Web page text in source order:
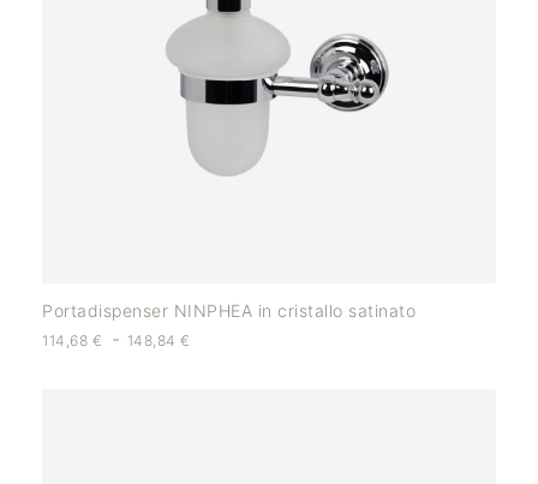
Portadispenser NINPHEA in cristallo satinato
114,68 € - 148,84€